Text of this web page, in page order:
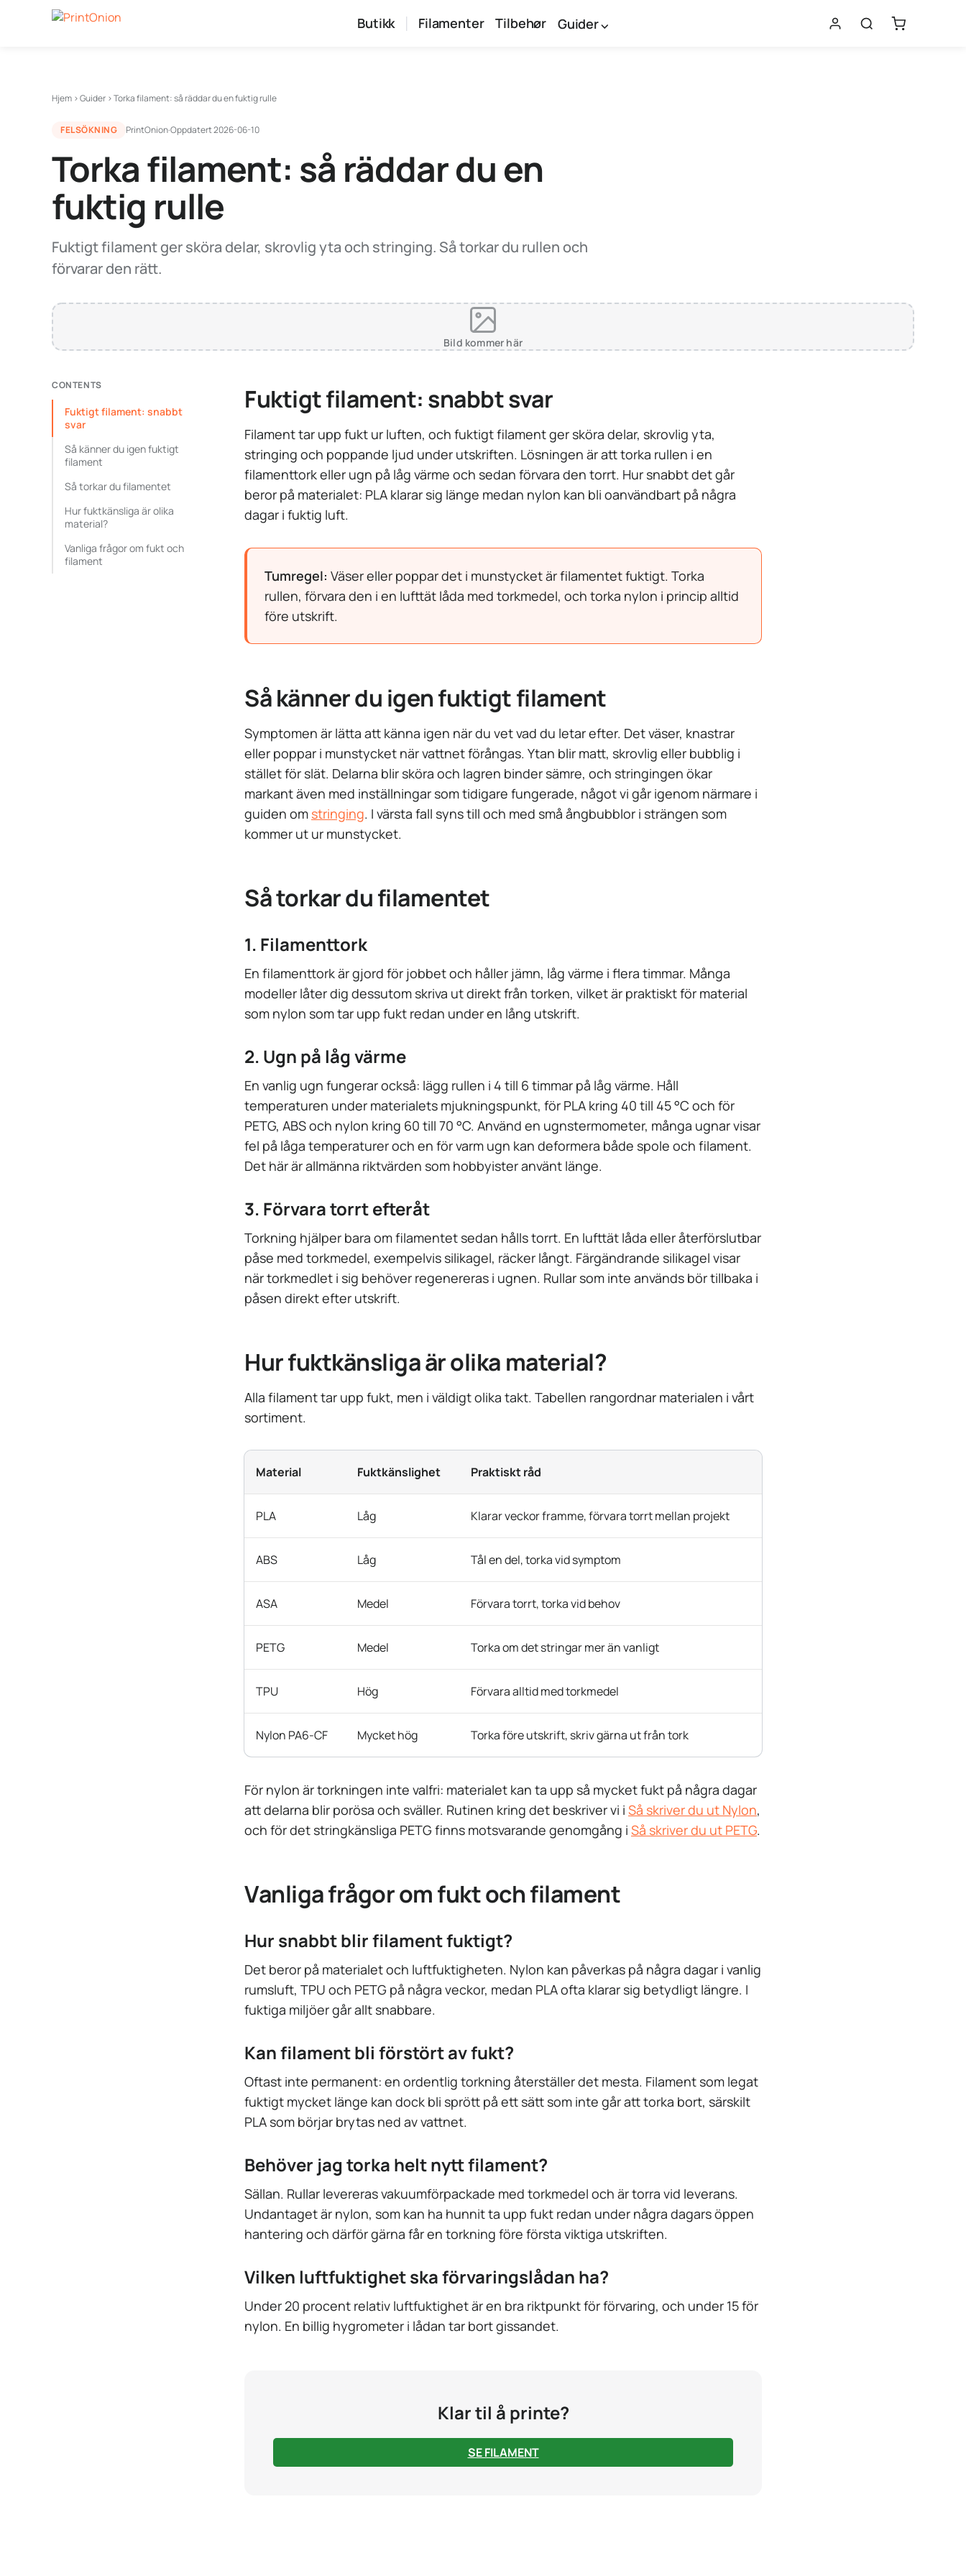
Butikk Filamenter Tilbehør Guider
Hjem ›Guider ›Torka filament: så räddar du en fuktig rulle
FELSÖKNING PrintOnion·Oppdatert2026-06-10
Torka filament: så räddar du en
fuktig rulle
Fuktigt filament ger sköra delar, skrovlig yta och stringing. Så torkar du rullen och
förvarar den rätt.
Bild kommer här
CONTENTS
Fuktigt filament: snabbt
svar
Så känner du igen fuktigt
filament
Så torkar du filamentet
Hur fuktkänsliga är olika
material?
Vanliga frågor om fukt och
filament
Fuktigt filament: snabbt svar
Filament tar upp fukt ur luften, och fuktigt filament ger sköra delar, skrovlig yta,
stringing och poppande ljud under utskriften. Lösningen är att torka rullen i en
filamenttork eller ugn på låg värme och sedan förvara den torrt. Hur snabbt det går
beror på materialet: PLA klarar sig länge medan nylon kan bli oanvändbart på några
dagar i fuktig luft.
Tumregel: Väser eller poppar det i munstycket är filamentet fuktigt. Torka
rullen, förvara den i en lufttät låda med torkmedel, och torka nylon i princip alltid
före utskrift.
Så känner du igen fuktigt filament
Symptomen är lätta att känna igen när du vet vad du letar efter. Det väser, knastrar
eller poppar i munstycket när vattnet förångas. Ytan blir matt, skrovlig eller bubblig i
stället för slät. Delarna blir sköra och lagren binder sämre, och stringingen ökar
markant även med inställningar som tidigare fungerade, något vi går igenom närmare i
guiden om stringing. I värsta fall syns till och med små ångbubblor i strängen som
kommer ut ur munstycket.
Så torkar du filamentet
1. Filamenttork
En filamenttork är gjord för jobbet och håller jämn, låg värme i flera timmar. Många
modeller låter dig dessutom skriva ut direkt från torken, vilket är praktiskt för material
som nylon som tar upp fukt redan under en lång utskrift.
2. Ugn på låg värme
En vanlig ugn fungerar också: lägg rullen i 4 till 6 timmar på låg värme. Håll
temperaturen under materialets mjukningspunkt, för PLA kring 40 till 45 °C och för
PETG, ABS och nylon kring 60 till 70 °C. Använd en ugnstermometer, många ugnar visar
fel på låga temperaturer och en för varm ugn kan deformera både spole och filament.
Det här är allmänna riktvärden som hobbyister använt länge.
3. Förvara torrt efteråt
Torkning hjälper bara om filamentet sedan hålls torrt. En lufttät låda eller återförslutbar
påse med torkmedel, exempelvis silikagel, räcker långt. Färgändrande silikagel visar
när torkmedlet i sig behöver regenereras i ugnen. Rullar som inte används bör tillbaka i
påsen direkt efter utskrift.
Hur fuktkänsliga är olika material?
Alla filament tar upp fukt, men i väldigt olika takt. Tabellen rangordnar materialen i vårt
sortiment.
Material Fuktkänslighet Praktiskt råd
PLA Låg Klarar veckor framme, förvara torrt mellan projekt
ABS Låg Tål en del, torka vid symptom
ASA Medel Förvara torrt, torka vid behov
PETG Medel Torka om det stringar mer än vanligt
TPU Hög Förvara alltid med torkmedel
Nylon PA6-CF Mycket hög Torka före utskrift, skriv gärna ut från tork
För nylon är torkningen inte valfri: materialet kan ta upp så mycket fukt på några dagar
att delarna blir porösa och sväller. Rutinen kring det beskriver vi i Så skriver du ut Nylon,
och för det stringkänsliga PETG finns motsvarande genomgång i Så skriver du ut PETG.
Vanliga frågor om fukt och filament
Hur snabbt blir filament fuktigt?
Det beror på materialet och luftfuktigheten. Nylon kan påverkas på några dagar i vanlig
rumsluft, TPU och PETG på några veckor, medan PLA ofta klarar sig betydligt längre. I
fuktiga miljöer går allt snabbare.
Kan filament bli förstört av fukt?
Oftast inte permanent: en ordentlig torkning återställer det mesta. Filament som legat
fuktigt mycket länge kan dock bli sprött på ett sätt som inte går att torka bort, särskilt
PLA som börjar brytas ned av vattnet.
Behöver jag torka helt nytt filament?
Sällan. Rullar levereras vakuumförpackade med torkmedel och är torra vid leverans.
Undantaget är nylon, som kan ha hunnit ta upp fukt redan under några dagars öppen
hantering och därför gärna får en torkning före första viktiga utskriften.
Vilken luftfuktighet ska förvaringslådan ha?
Under 20 procent relativ luftfuktighet är en bra riktpunkt för förvaring, och under 15 för
nylon. En billig hygrometer i lådan tar bort gissandet.
Klar til å printe?
SE FILAMENT